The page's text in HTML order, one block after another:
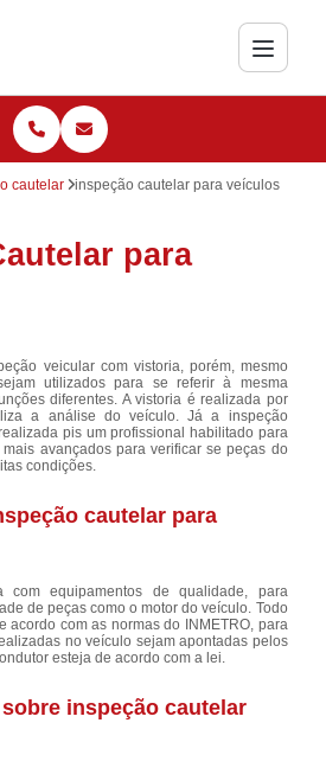
cautelar inspeção cautelar para veículos
para
veicular com vistoria, porém, mesmo
utilizados para se referir à mesma
diferentes. A vistoria é realizada por
a análise do veículo. Já a inspeção
pis um profissional habilitado para
avançados para verificar se peças do
condições.
cautelar para
com equipamentos de qualidade, para
de peças como o motor do veículo. Todo
acordo com as normas do INMETRO, para
no veículo sejam apontadas pelos
esteja de acordo com a lei.
inspeção cautelar